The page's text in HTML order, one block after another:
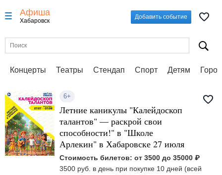
Афиша
Хабаровск
Добавить событие
Концерты Театры Стендап Спорт Детям
6+
Летние каникулы "Калейдоскоп
талантов" — раскрой свои
способности!" в "Школе
Арлекин" в Хабаровске 27 июля
Стоимость билетов: от 3500 до 35000 ₽
3500 руб. в день при покупке 10 дней (всей